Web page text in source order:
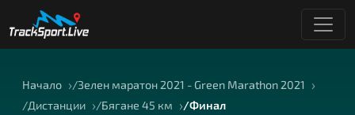
Начало
Зелен маратон 2021 - Green Marathon 2021
Дистанции
Бягане 45 км Финал